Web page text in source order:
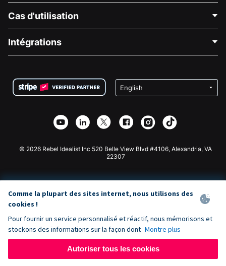
À propos de nous
Carrières
Confidentialité
Partenariat d'affiliation
Bibliothèque
Cas d'utilisation
Collecte de fonds médicale
Collecte de fonds caritative
Intégrations
Plugin de don Wix
Application de don Webflow
Don Joomla
© 2026 Rebel Idealist Inc 520 Belle View Blvd #4106, Alexandria, VA
22307
Comme la plupart des sites internet, nous utilisons des
cookies !
Pour fournir un service personnalisé et réactif, nous mémorisons et
stockons des informations sur la façon dont Montre plus
Autoriser tous les cookies